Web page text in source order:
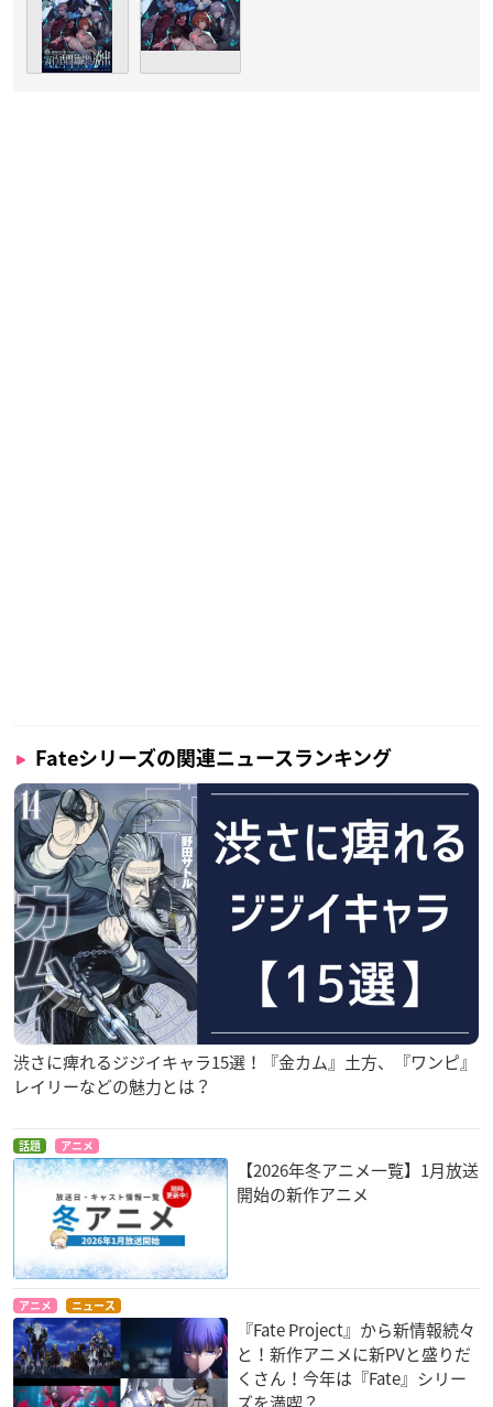
Fateシリーズの関連ニュースランキング
渋さに痺れるジジイキャラ15選！『金カム』土方、『ワンピ』
レイリーなどの魅力とは？
話題 アニメ
【2026年冬アニメ一覧】1月放送
開始の新作アニメ
アニメ ニュース
『Fate Project』から新情報続々
と！新作アニメに新PVと盛りだ
くさん！今年は『Fate』シリー